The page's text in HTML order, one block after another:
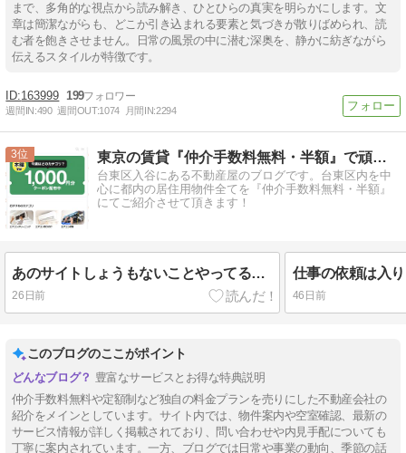
まで、多角的な視点から読み解き、ひとひらの真実を明らかにします。文
章は簡潔ながらも、どこか引き込まれる要素と気づきが散りばめられ、読
む者を飽きさせません。日常の風景の中に潜む深奥を、静かに紡ぎながら
伝えるスタイルが特徴です。
163999 199
週間IN:490 週間OUT:1074 月間IN:2294
3 東京の賃貸『仲介手数料無料・半額』で頑張る不動産屋さん
台東区入谷にある不動産屋のブログです。台東区内を中
心に都内の居住用物件全てを『仲介手数料無料・半額』
にてご紹介させて頂きます！
あのサイトしょうもないことやってるんですよね．．．
26日前 46日前
このブログのここがポイント
豊富なサービスとお得な特典説明
仲介手数料無料や定額制など独自の料金プランを売りにした不動産会社の
紹介をメインとしています。サイト内では、物件案内や空室確認、最新の
サービス情報が詳しく掲載されており、問い合わせや内見手配についても
丁寧に案内されています。一方、ブログでは日常や事業の動向、季節の話